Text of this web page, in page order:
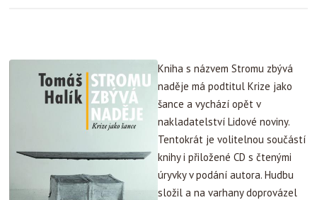
Kniha s názvem Stromu zbývá
naděje má podtitul Krize jako
šance a vychází opět v
nakladatelství Lidové noviny.
Tentokrát je volitelnou součástí
knihy i přiložené CD s čtenými
úryvky v podání autora. Hudbu
složil a na varhany doprovázel